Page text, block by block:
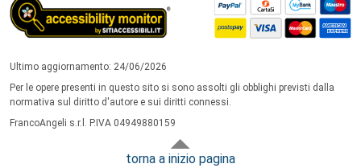
Ultimo aggiornamento: 24/06/2026
Per le opere presenti in questo sito si sono assolti gli obblighi previsti dalla
normativa sul diritto d'autore e sui diritti connessi.
FrancoAngeli s.r.l. P.IVA 04949880159
torna a inizio pagina